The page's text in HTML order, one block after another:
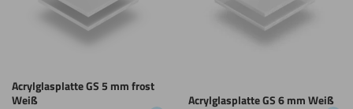
Acrylglasplatte GS 5 mm frost
Weiß
Acrylglasplatte GS 6 mm Weiß